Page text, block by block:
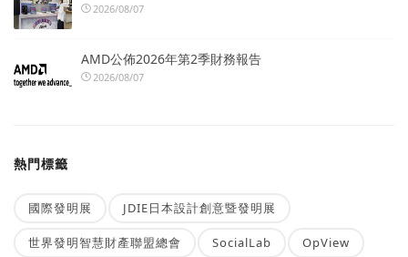
2026/08/07
AMD公佈2026年第2季財務報告
2026/08/07
熱門標籤
國際發明展 JDIE日本設計創意暨發明展
世界發明智慧財產聯盟總會 SocialLab OpView